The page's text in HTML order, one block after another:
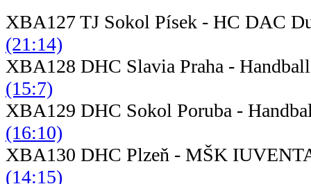
XBA127 TJ Sokol Písek - HC DAC
(21:14)
XBA128 DHC Slavia Praha -
(15:7)
XBA129 DHC Sokol Poruba -
(16:10)
XBA130 DHC Plzeň - MŠK
(14:15)